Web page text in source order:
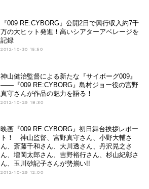
『009 RE:CYBORG』公開2日で興行収入約7千
万の大ヒット発進！高いシアターアベレージを
記録
2012-10-30 15:50
神山健治監督による新たな『サイボーグ009』
――『009 RE:CYBORG』島村ジョー役の宮野
真守さんが作品の魅力を語る！
2012-10-29 18:30
映画『009 RE:CYBORG』初日舞台挨拶レポー
ト！ 神山監督、宮野真守さん、小野大輔さ
ん、斎藤千和さん、大川透さん、丹沢晃之さ
ん、増岡太郎さん、吉野裕行さん、杉山紀彰さ
ん、玉川砂記子さんが勢揃い!!
2012-10-29 12:00